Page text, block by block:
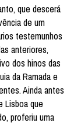
que descerá
de um
testemunhos
anteriores,
dos hinos das
da Ramada e
Ainda antes
Lisboa que
proferiu uma